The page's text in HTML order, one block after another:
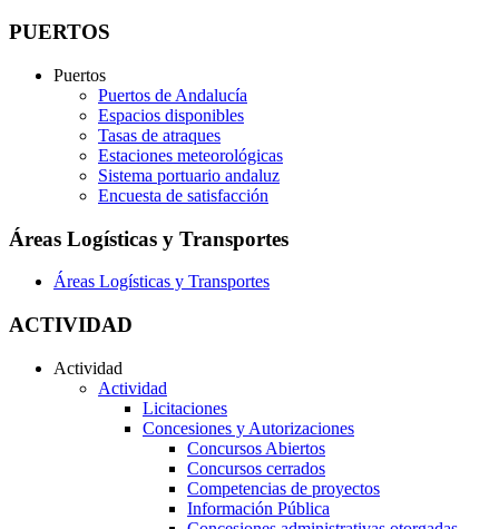
PUERTOS
Puertos
Puertos de Andalucía
Espacios disponibles
Tasas de atraques
Estaciones meteorológicas
Sistema portuario andaluz
Encuesta de satisfacción
Áreas Logísticas y Transportes
Áreas Logísticas y Transportes
ACTIVIDAD
Actividad
Actividad
Licitaciones
Concesiones y Autorizaciones
Concursos Abiertos
Concursos cerrados
Competencias de proyectos
Información Pública